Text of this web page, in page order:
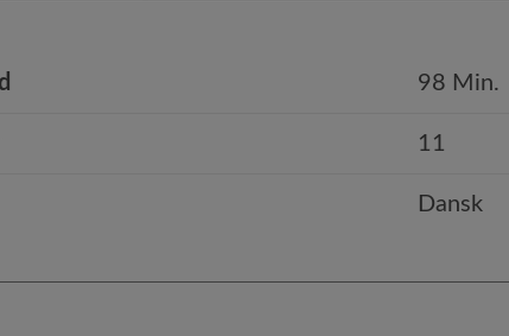
98 Min.
11
Dansk